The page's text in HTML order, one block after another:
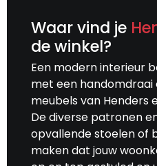
Waar vind je
de winkel?
Een modern interieur
met een handomdraai
meubels van Henders
De diverse patronen
opvallende stoelen of
maken dat jouw